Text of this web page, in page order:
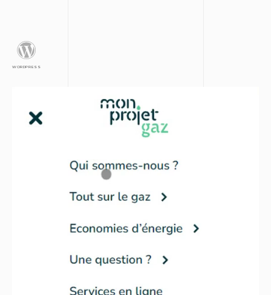
WORDPRESS